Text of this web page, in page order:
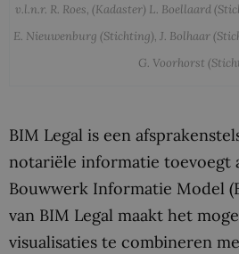
v.l.n.r. R. Roes, (Kadaster) L. Boellaard
E. Nieuwenburg (Stichting), J. Bolhaar
G. Voorhorst
BIM Legal is een
notariële informatie toevoegt
Bouwwerk Informatie Model
van BIM Legal maakt het
visualisaties te combineren